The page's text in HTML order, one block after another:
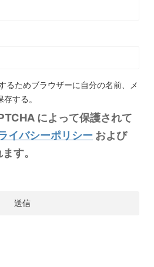
るためブラウザーに自分の名前、メ
する。
によって保護されて
イバシーポリシー および
す。